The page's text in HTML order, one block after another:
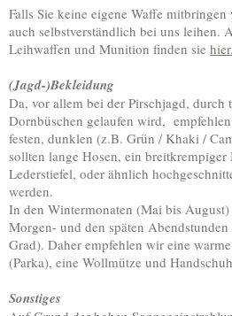
Falls Sie keine eigene Waffe
auch selbstverständlich bei uns leihen.
Leihwaffen und Munition finden sie hier.
(Jagd-)Bekleidung
Da, vor allem bei der Pirschjagd, durch
Dornbüschen gelaufen wird,
festen, dunklen (z.B. Grün / Khaki /
sollten lange Hosen, ein
Lederstiefel, oder ähnlich
werden.
In den Wintermonaten (Mai bis
Morgen- und den späten
Grad). Daher empfehlen wir eine
(Parka), eine Wollmütze und
Sonstiges